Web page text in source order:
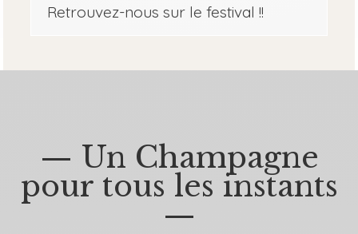
Retrouvez-nous sur le festival !!
— Un Champagne
pour tous les instants
—